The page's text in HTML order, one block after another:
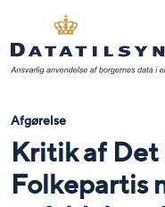
Afgørelse
Kritik af
Folkepartis